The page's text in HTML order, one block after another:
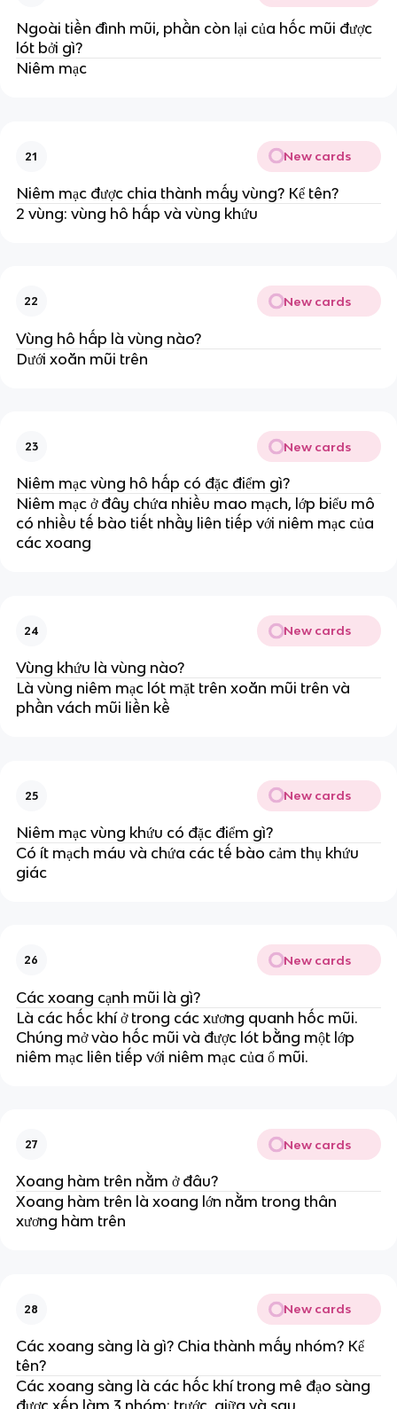
Ngoài tiền đình mũi, phần còn lại của hốc mũi được
lót bởi gì?
Niêm mạc
21 New cards
Niêm mạc được chia thành mấy vùng? Kể tên?
2 vùng: vùng hô hấp và vùng khứu
22 New cards
Vùng hô hấp là vùng nào?
Dưới xoăn mũi trên
23 New cards
Niêm mạc vùng hô hấp có đặc điểm gì?
Niêm mạc ở đây chứa nhiều mao mạch, lớp biểu mô
có nhiều tế bào tiết nhầy liên tiếp với niêm mạc của
các xoang
24 New cards
Vùng khứu là vùng nào?
Là vùng niêm mạc lót mặt trên xoăn mũi trên và
phần vách mũi liền kề
25 New cards
Niêm mạc vùng khứu có đặc điểm gì?
Có ít mạch máu và chứa các tế bào cảm thụ khứu
giác
26 New cards
Các xoang cạnh mũi là gì?
Là các hốc khí ở trong các xương quanh hốc mũi.
Chúng mở vào hốc mũi và được lót bằng một lớp
niêm mạc liên tiếp với niêm mạc của ổ mũi.
27 New cards
Xoang hàm trên nằm ở đâu?
Xoang hàm trên là xoang lớn nằm trong thân
xương hàm trên
28 New cards
Các xoang sàng là gì? Chia thành mấy nhóm? Kể
tên?
Các xoang sàng là các hốc khí trong mê đạo sàng